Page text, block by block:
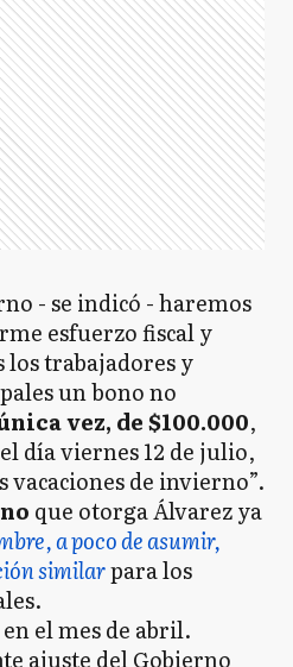
- se indicó - haremos
esfuerzo fiscal y
los trabajadores y
un bono no
vez, de $100.000,
día viernes 12 de julio,
de invierno”.
que otorga Álvarez ya
a poco de asumir,
similarpara los
el mes de abril.
ajuste del Gobierno